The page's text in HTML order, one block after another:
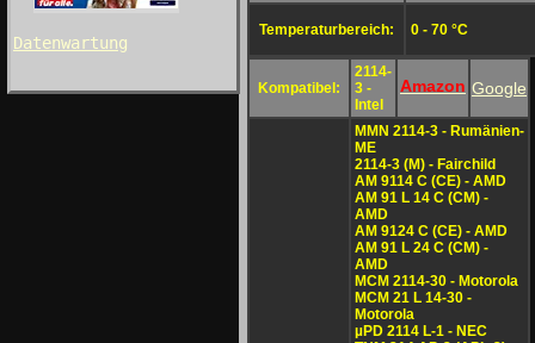
Datenwartung
Temperaturbereich: 0 - 70 °C
Kompatibel:
2114-
3 -
Intel
Amazon Google
MMN 2114-3 - Rumänien-
ME
2114-3 (M) - Fairchild
AM 9114 C (CE) - AMD
AM 91 L 14 C (CM) -
AMD
AM 9124 C (CE) - AMD
AM 91 L 24 C (CM) -
AMD
MCM 2114-30 - Motorola
MCM 21 L 14-30 -
Motorola
µPD 2114 L-1 - NEC